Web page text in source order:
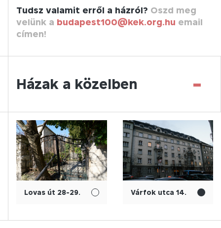
Tudsz valamit erről a házról? Oszd meg
velünk a budapest100@kek.org.hu email
címen!
Házak a közelben -
Lovas út 28-29. Várfok utca 14.